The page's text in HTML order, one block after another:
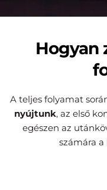
Hogyan
A teljes folyamat
nyújtunk, az első
egészen az
számára